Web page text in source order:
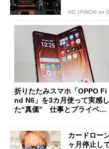
AD（FINCHI on
折りたたみスマホ「OPPO Fi
nd N6」を3カ月使って実感し
た“真価” 仕事とプライベー
カードロー
ヶ月停止し